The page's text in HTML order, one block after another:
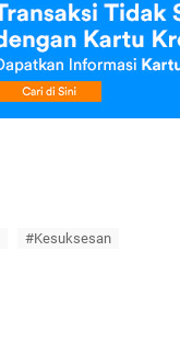
#Kesuksesan